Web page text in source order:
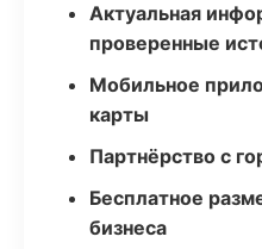
Актуальная
проверенные
Мобильное
карты
Партнёрство с
Бесплатное
бизнеса